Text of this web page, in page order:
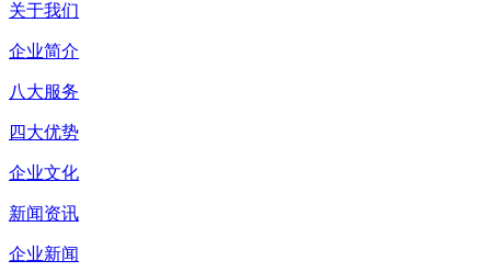
关于我们
企业简介
八大服务
四大优势
企业文化
新闻资讯
企业新闻